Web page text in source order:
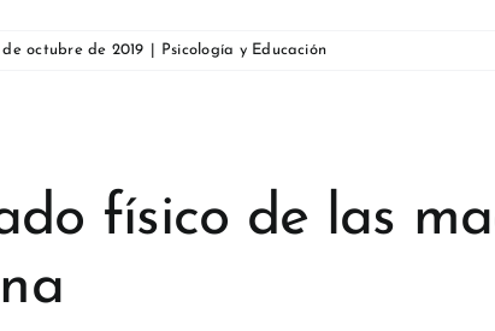
de octubre de 2019 Psicología y Educación
físico de las